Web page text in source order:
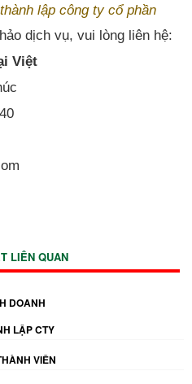
lập công ty cổ phần
dịch vụ, vui lòng liên hệ:
Việt
LIÊN QUAN
DOANH
LẬP CTY
VIÊN